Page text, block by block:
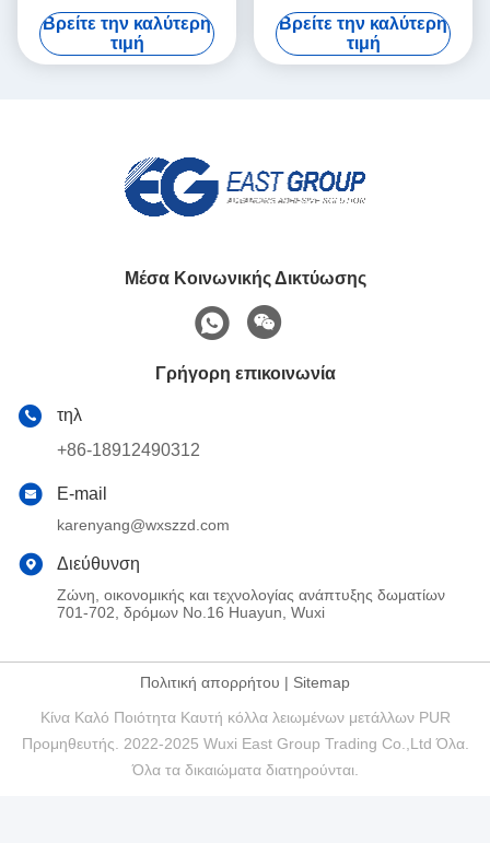
ετικετών PSA καυτή -
ευαίσθητη καυτή κόλλα
λειωμένων μετάλλων
Βρείτε την καλύτερη
τιμή
ευαίσθητη κόλλα για το
τρισδιάστατο έγγραφο
διακοσμήσεων τοίχων
Βρείτε την καλύτερη
τιμή
Μέσα Κοινωνικής Δικτύωσης
Γρήγορη επικοινωνία
τηλ
+86-18912490312
E-mail
karenyang@wxszzd.com
Διεύθυνση
Ζώνη, οικονομικής και τεχνολογίας ανάπτυξης δωματίων
701-702, δρόμων No.16 Huayun, Wuxi
Πολιτική απορρήτου | Sitemap
Κίνα Καλό Ποιότητα Καυτή κόλλα λειωμένων μετάλλων PUR
Προμηθευτής. 2022-2025 Wuxi East Group Trading Co.,Ltd Όλα.
Όλα τα δικαιώματα διατηρούνται.